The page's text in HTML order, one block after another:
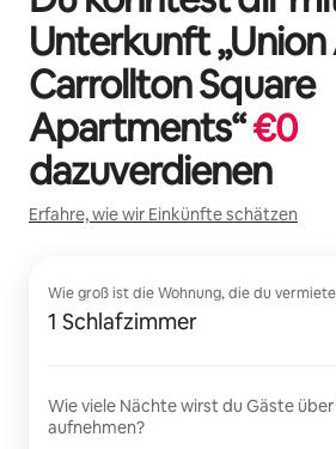
Unterkunft „
Carrollton Square
Apartments“€0
dazuverdienen
Erfahre, wie wir Einkünfte schätzen
Wie groß ist die Wohnung, die du
1 Schlafzimmer
Wie viele Nächte wirst du Gäste
aufnehmen?